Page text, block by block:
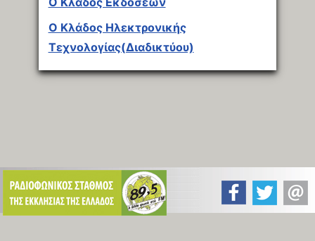
Ο Κλάδος Ηλεκτρονικής
Τεχνολογίας(Διαδικτύου)